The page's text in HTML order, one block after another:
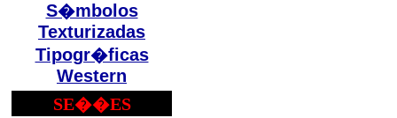
S�mbolos
Texturizadas
Tipogr�ficas
Western
SE��ES